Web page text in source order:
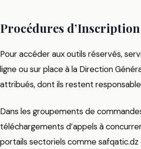
Procédures
Pour accéder aux outils réservés,
ligne ou sur place à la Direction
attribués, dont ils restent
Dans les groupements de
téléchargements d’appels à
portails sectoriels comme